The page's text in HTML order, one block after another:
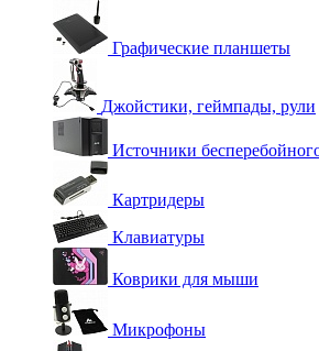
Графические планшеты
Джойстики, геймпады, рули
Источники
Картридеры
Клавиатуры
Коврики для мыши
Микрофоны